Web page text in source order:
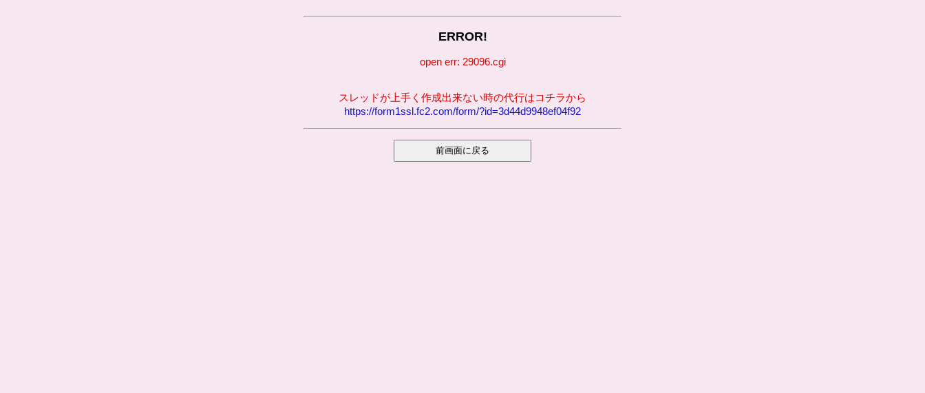
ERROR!
open err: 29096.cgi
スレッドが上手く作成出来ない時の代行はコチラから
https://form1ssl.fc2.com/form/?id=3d44d9948ef04f92